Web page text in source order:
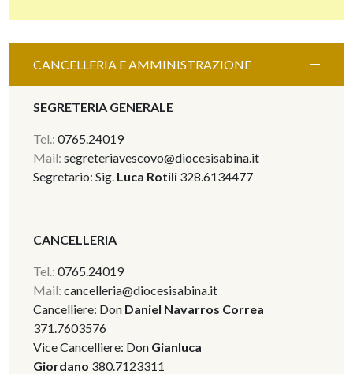
CANCELLERIA E AMMINISTRAZIONE
SEGRETERIA GENERALE
Tel.: 0765.24019
Mail: segreteriavescovo@diocesisabina.it
Segretario: Sig. Luca Rotili 328.6134477
CANCELLERIA
Tel.: 0765.24019
Mail: cancelleria@diocesisabina.it
Cancelliere: Don Daniel Navarros Correa
371.7603576
Vice Cancelliere: Don Gianluca
Giordano 380.7123311